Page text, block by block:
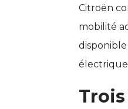
Citroën
mobilité